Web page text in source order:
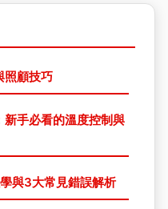
照顧技巧
手必看的溫度控制與
與3大常見錯誤解析